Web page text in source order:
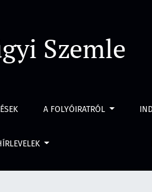
Szemle
A FOLYÓIRATRÓL